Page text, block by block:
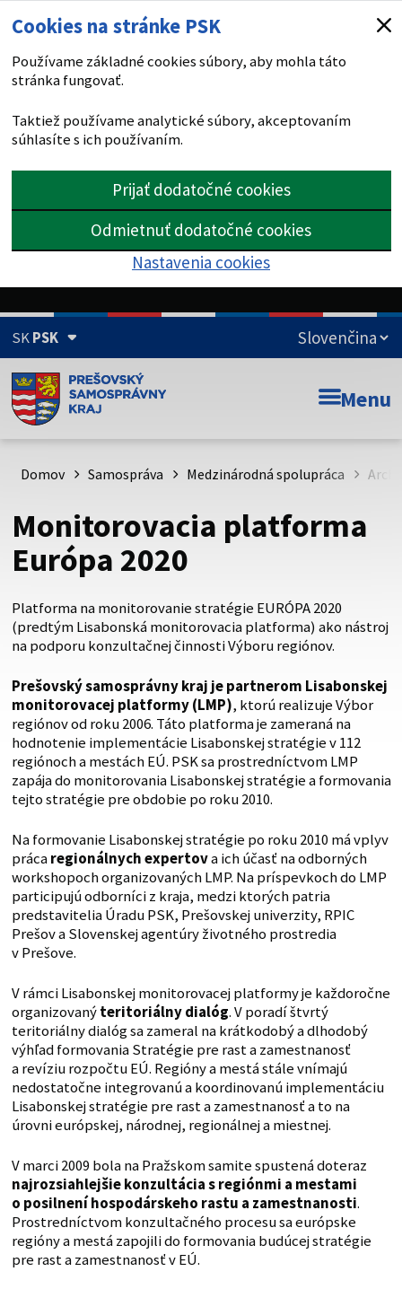
Cookies na stránke PSK
Používame základné cookies súbory, aby mohla táto
stránka fungovať.
Taktiež používame analytické súbory, akceptovaním
súhlasíte s ich používaním.
Prijať dodatočné cookies
Odmietnuť dodatočné cookies
Nastavenia cookies
SKPSK
Doména psk.sk je oficiálna
Toto je oficiálna webová stránka Prešovského
psk.sk.
Buďte pozorní a vždy sa uistite, že zdieľate informácie iba
cez zabezpečenú webovú stránku. Zabezpečená stránka
Menu
Domov Samospráva Medzinárodná spolupráca
Monitorovacia platforma
Európa 2020
Platforma na monitorovanie stratégie EURÓPA 2020
(predtým Lisabonská monitorovacia platforma) ako nástroj
na podporu konzultačnej činnosti Výboru regiónov.
Prešovský samosprávny kraj je partnerom Lisabonskej
monitorovacej platformy (LMP), ktorú realizuje Výbor
regiónov od roku 2006. Táto platforma je zameraná na
hodnotenie implementácie Lisabonskej stratégie v 112
regiónoch a mestách EÚ. PSK sa prostredníctvom LMP
zapája do monitorovania Lisabonskej stratégie a formovania
tejto stratégie pre obdobie po roku 2010.
Na formovanie Lisabonskej stratégie po roku 2010 má vplyv
prácaregionálnych expertova ich účasť na odborných
workshopoch organizovaných LMP. Na príspevkoch do LMP
participujú odborníci z kraja, medzi ktorých patria
predstavitelia Úradu PSK, Prešovskej univerzity, RPIC
Prešov a Slovenskej agentúry životného prostredia
v Prešove.
V rámci Lisabonskej monitorovacej platformy je každoročne
organizovanýteritoriálny dialóg. V poradí štvrtý
teritoriálny dialóg sa zameral na krátkodobý a dlhodobý
výhľad formovania Stratégie pre rast a zamestnanosť
a revíziu rozpočtu EÚ. Regióny a mestá stále vnímajú
nedostatočne integrovanú a koordinovanú implementáciu
Lisabonskej stratégie pre rast a zamestnanosť a to na
úrovni európskej, národnej, regionálnej a miestnej.
V marci 2009 bola na Pražskom samite spustená doteraz
najrozsiahlejšie konzultácia s regiónmi a mestami
o posilnení hospodárskeho rastu a zamestnanosti.
Prostredníctvom konzultačného procesu sa európske
regióny a mestá zapojili do formovania budúcej stratégie
pre rast a zamestnanosť v EÚ.